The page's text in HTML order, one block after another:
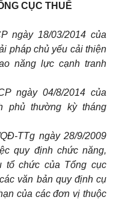
CỤC THUẾ
ngày 18/03/2014 của
pháp chủ yếu cải thiện
năng lực cạnh tranh
ngày 04/8/2014 của
phủ thường kỳ tháng
TTg ngày 28/9/2009
quy định chức năng,
tổ chức của Tổng cục
văn bản quy địnhcụ
của các đơn vị thuộc